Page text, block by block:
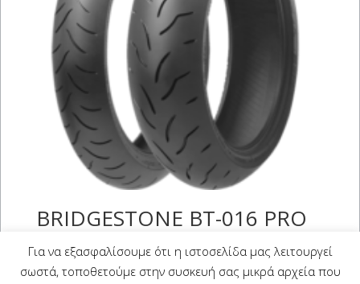
BRIDGESTONE BT-016 PRO
HYPERSPORT 160/60 R 17
(69W)
Για να εξασφαλίσουμε ότι η ιστοσελίδα μας λειτουργεί
σωστά, τοποθετούμε στην συσκευή σας μικρά αρχεία που